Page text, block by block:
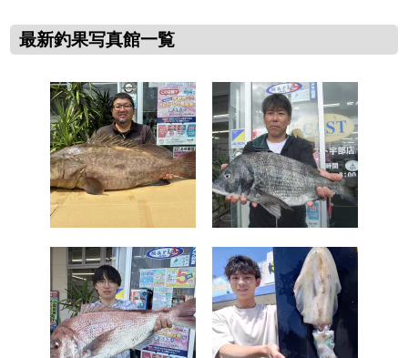
最新釣果写真館一覧